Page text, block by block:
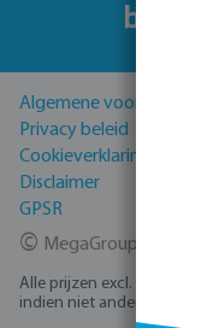
Algemene voorwaarden
Privacy beleid
Cookieverklaring
Disclaimer
GPSR
© MegaGroup Trade 2026
Alle prijzen excl. BTW plus
indien niet anders vermeld.